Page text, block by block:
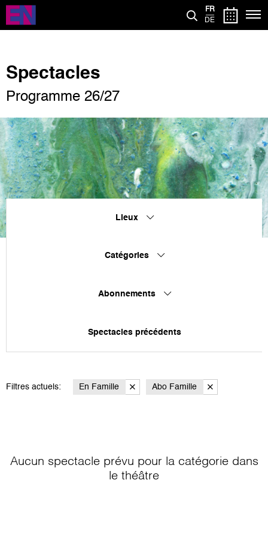
Aller
contenu
FR
DE
Spectacles
Programme 26/27
Lieux
Catégories
Abonnements
Spectacles précédents
Filtres actuels: En Famille Abo Famille
Aucun spectacle prévu pour la catégorie dans
le théâtre